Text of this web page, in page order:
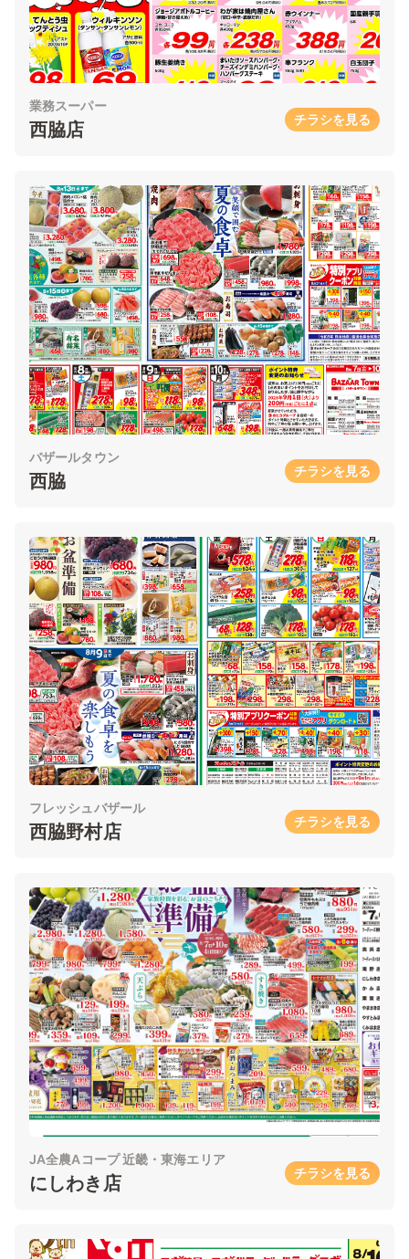
業務スーパー
西脇店 チラシを見る
バザールタウン
西脇 チラシを見る
フレッシュバザール
西脇野村店 チラシを見る
JA全農Aコープ 近畿・東海エリア
にしわき店 チラシを見る